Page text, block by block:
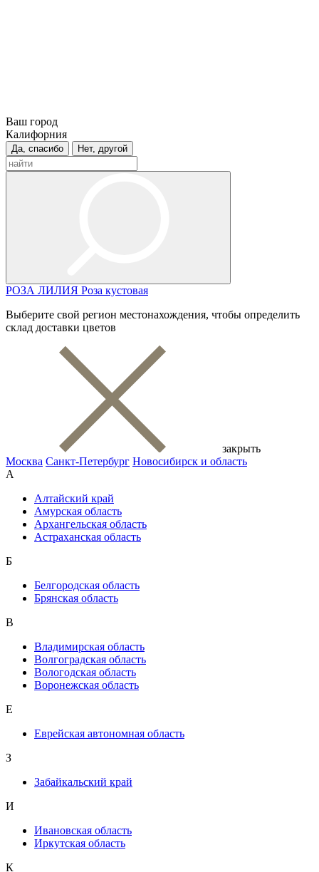
Ваш город
Калифорния
Да, спасибо Нет, другой
РОЗА ЛИЛИЯ Роза кустовая
Выберите свой регион местонахождения, чтобы определить
склад доставки цветов
закрыть
Москва Санкт-Петербург Новосибирск и область
А
Алтайский край
Амурская область
Архангельская область
Астраханская область
Б
Белгородская область
Брянская область
В
Владимирская область
Волгоградская область
Вологодская область
Воронежская область
Е
Еврейская автономная область
З
Забайкальский край
И
Ивановская область
Иркутская область
К